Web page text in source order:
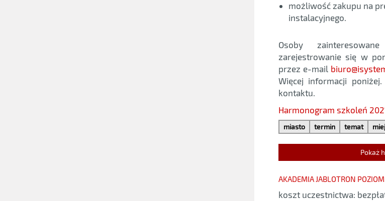
możliwość zakupu na
instalacyjnego.
Osoby
zarejestrowanie się w
przez e-mail
Więcej informacji
kontaktu.
Harmonogram szkoleń
miasto termin temat
Pokaż
AKADEMIA JABLOTRON
koszt uczestnictwa: